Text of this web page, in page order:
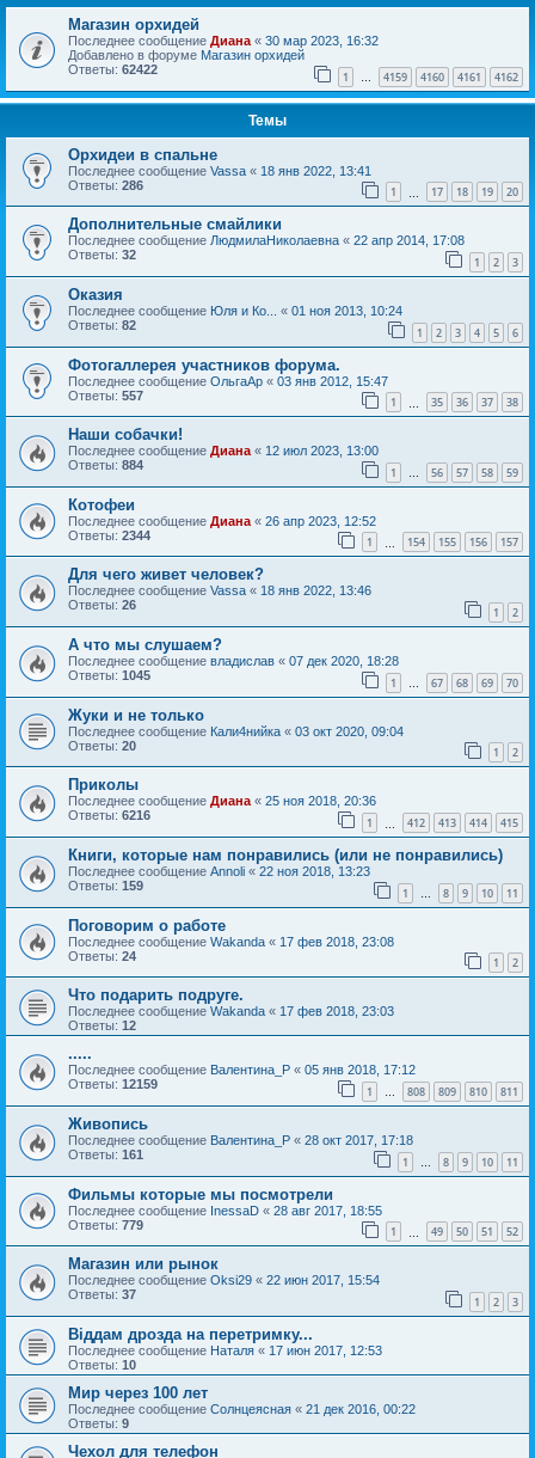
Магазин орхидей
Последнее сообщение Диана « 30 мар 2023, 16:32
Добавлено в форуме Магазин орхидей
Ответы: 62422 1 … 4159 4160 4161 4162
Темы
Орхидеи в спальне
Последнее сообщение Vassa « 18 янв 2022, 13:41
Ответы: 286 1 17 18 19 20
Дополнительные смайлики
Последнее сообщение ЛюдмилаНиколаевна « 22 апр 2014, 17:08
Ответы: 32 1 2 3
Оказия
Последнее сообщение Юля и Ко... « 01 ноя 2013, 10:24
Ответы: 82 1 2 3 4 5 6
Фотогаллерея участников форума.
Последнее сообщение ОльгаАр « 03 янв 2012, 15:47
Ответы: 557 1 35 36 37 38
Наши собачки!
Последнее сообщение Диана « 12 июл 2023, 13:00
Ответы: 884 1 … 56 57 58 59
Котофеи
Последнее сообщение Диана « 26 апр 2023, 12:52
Ответы: 2344 1 154 155 156 157
Для чего живет человек?
Последнее сообщение Vassa « 18 янв 2022, 13:46
Ответы: 26 1 2
А что мы слушаем?
Последнее сообщение владислав « 07 дек 2020, 18:28
Ответы: 1045 1 … 67 68 69 70
Жуки и не только
Последнее сообщение Кали4нийка « 03 окт 2020, 09:04
Ответы: 20 1 2
Приколы
Последнее сообщение Диана« 25 ноя 2018, 20:36
Ответы: 6216 1 412 413 414 415
Книги, которые нам понравились (или не понравились)
Последнее сообщение Annoli « 22 ноя 2018, 13:23
Ответы: 159 1 … 8 9 10 11
Поговорим о работе
Последнее сообщение Wakanda « 17 фев 2018, 23:08
Ответы: 24 1 2
Что подарить подруге.
Последнее сообщение Wakanda « 17 фев 2018, 23:03
Ответы: 12
.....
Последнее сообщение Валентина_Р « 05 янв 2018, 17:12
Ответы: 12159 1 … 808 809 810 811
Живопись
Последнее сообщение Валентина_Р « 28 окт 2017, 17:18
Ответы: 161 1 … 8 9 10 11
Фильмы которые мы посмотрели
Последнее сообщение InessaD « 28 авг 2017, 18:55
Ответы: 779 1 49 50 51 52
Магазин или рынок
Последнее сообщение Oksi29 « 22 июн 2017, 15:54
Ответы: 37 1 2 3
Віддам дрозда на перетримку...
Последнее сообщение Наталя « 17 июн 2017, 12:53
Ответы: 10
Мир через 100 лет
Последнее сообщение Солнцеясная « 21 дек 2016, 00:22
Ответы: 9
Чехол для телефон